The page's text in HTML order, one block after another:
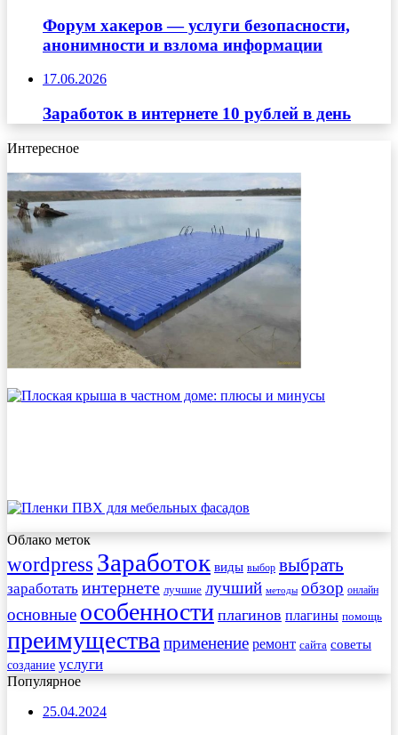
Форум хакеров — услуги безопасности,
анонимности и взлома информации
17.06.2026
Заработок в интернете 10 рублей в день
Интересное
Облако меток
wordpress Заработок виды выбор выбрать
заработать интернете лучшие лучший методы обзор онлайн
основные особенности плагинов плагины помощь
преимущества применение ремонт сайта советы
создание услуги
Популярное
25.04.2024